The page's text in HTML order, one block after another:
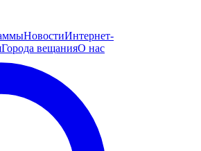
НовостиИнтернет-
Города вещанияО нас